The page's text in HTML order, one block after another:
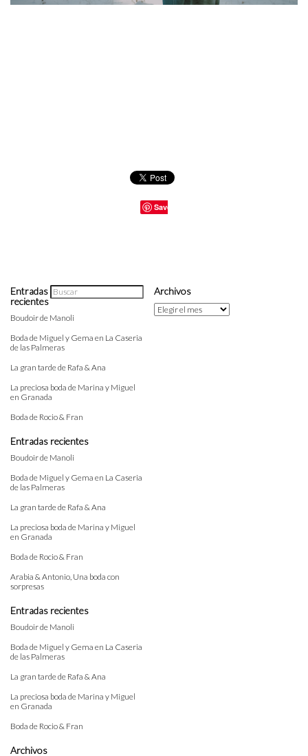
Save
Entradas
recientes
Boudoir de Manoli
Boda de Miguel y Gema en La Caseria
de las Palmeras
La gran tarde de Rafa & Ana
La preciosa boda de Marina y Miguel
en Granada
Boda de Rocio & Fran
Entradas recientes
Boudoir de Manoli
Boda de Miguel y Gema en La Caseria
de las Palmeras
La gran tarde de Rafa & Ana
La preciosa boda de Marina y Miguel
en Granada
Boda de Rocio & Fran
Arabia & Antonio, Una boda con
sorpresas
Entradas recientes
Boudoir de Manoli
Boda de Miguel y Gema en La Caseria
de las Palmeras
La gran tarde de Rafa & Ana
La preciosa boda de Marina y Miguel
en Granada
Boda de Rocio & Fran
Archivos
Archivos
Archivos